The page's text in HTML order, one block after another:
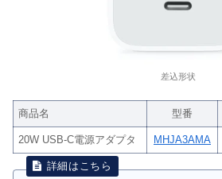
差込形状
商品名 型番
20W USB-C電源アダプタ MHJA3AMA